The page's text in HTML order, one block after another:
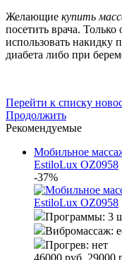
Желающие купить
посетить врача.
использовать накидку
диабета либо при
Перейти к списку
Продолжить
Рекомендуемые
Мобильное
EstiloLux OZ0958
-37%
Программы: 3
Вибромассаж:
Прогрев: нет